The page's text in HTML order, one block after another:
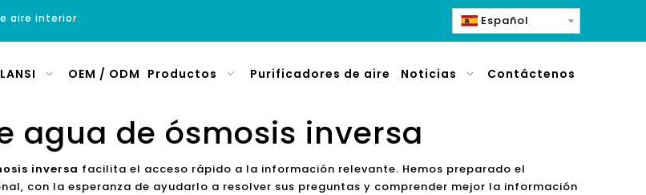
aire interior Español
OEM / ODM Productos Purificadores de aire Noticias Contáctenos
agua de ósmosis inversa
inversa facilita el acceso rápido a la información relevante. Hemos preparado el
con la esperanza de ayudarlo a resolver sus preguntas y comprender mejor la información